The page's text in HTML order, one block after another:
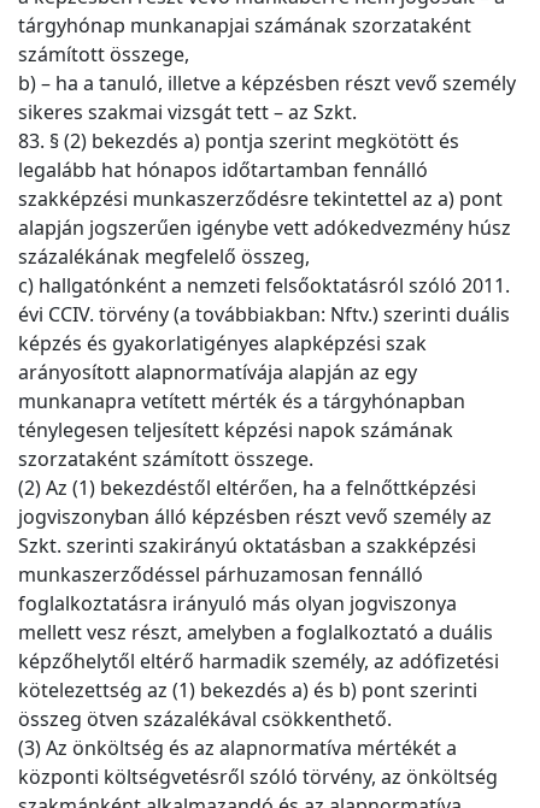
tárgyhónap munkanapjai számának szorzataként
számított összege,
b) – ha a tanuló, illetve a képzésben részt vevő személy
sikeres szakmai vizsgát tett – az Szkt.
83. § (2) bekezdés a) pontja szerint megkötött és
legalább hat hónapos időtartamban fennálló
szakképzési munkaszerződésre tekintettel az a) pont
alapján jogszerűen igénybe vett adókedvezmény húsz
százalékának megfelelő összeg,
c) hallgatónként a nemzeti felsőoktatásról szóló 2011.
évi CCIV. törvény (a továbbiakban: Nftv.) szerinti duális
képzés és gyakorlatigényes alapképzési szak
arányosított alapnormatívája alapján az egy
munkanapra vetített mérték és a tárgyhónapban
ténylegesen teljesített képzési napok számának
szorzataként számított összege.
(2) Az (1) bekezdéstől eltérően, ha a felnőttképzési
jogviszonyban álló képzésben részt vevő személy az
Szkt. szerinti szakirányú oktatásban a szakképzési
munkaszerződéssel párhuzamosan fennálló
foglalkoztatásra irányuló más olyan jogviszonya
mellett vesz részt, amelyben a foglalkoztató a duális
képzőhelytől eltérő harmadik személy, az adófizetési
kötelezettség az (1) bekezdés a) és b) pont szerinti
összeg ötven százalékával csökkenthető.
(3) Az önköltség és az alapnormatíva mértékét a
központi költségvetésről szóló törvény, az önköltség